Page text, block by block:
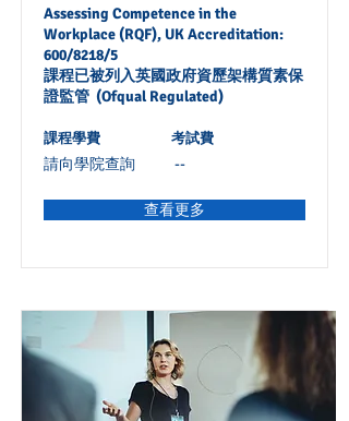
Assessing Competence in the
Workplace (RQF), UK Accreditation:
600/8218/5
課程已被列入英國政府資歷架構質素保
證監管 (Ofqual Regulated)
課程學費
請向學院查詢
考試費
--
查看更多